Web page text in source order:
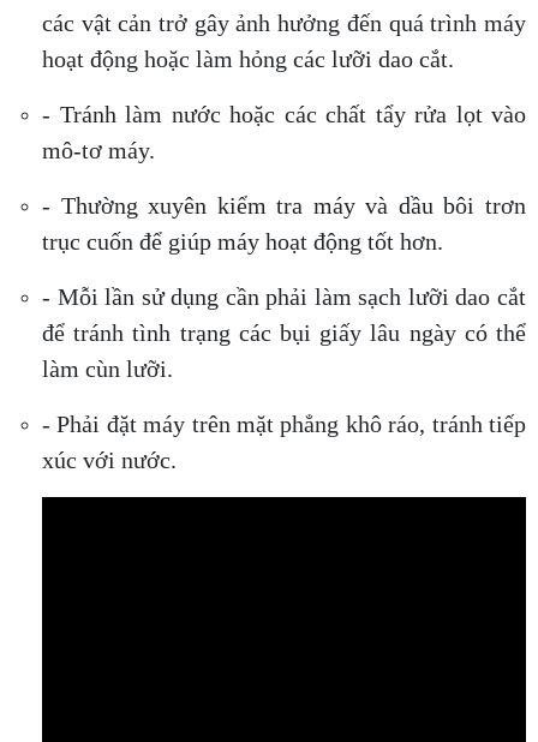
các vật cản trở gây ảnh hưởng đến quá trình máy
hoạt động hoặc làm hỏng các lưỡi dao cắt.
- Tránh làm nước hoặc các chất tẩy rửa lọt vào
mô-tơ máy.
- Thường xuyên kiểm tra máy và dầu bôi trơn
trục cuốn để giúp máy hoạt động tốt hơn.
- Mỗi lần sử dụng cần phải làm sạch lưỡi dao cắt
để tránh tình trạng các bụi giấy lâu ngày có thể
làm cùn lưỡi.
- Phải đặt máy trên mặt phẳng khô ráo, tránh tiếp
xúc với nước.